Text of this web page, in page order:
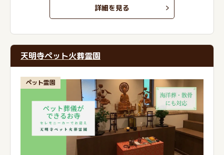
詳細を見る
天明寺ペット火葬霊園
ペット霊園